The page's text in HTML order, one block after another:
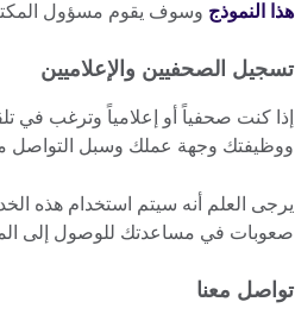
هذا النموذج وسوف يقوم مسؤول
تسجيل الصحفيين والإعلاميين
إذا كنت صحفياً أو إعلامياً وترغب في
ووظيفتك وجهة عملك وسبل التواصل
يرجى العلم أنه سيتم استخدام هذه
صعوبات في مساعدتك للوصول إلى
تواصل معنا